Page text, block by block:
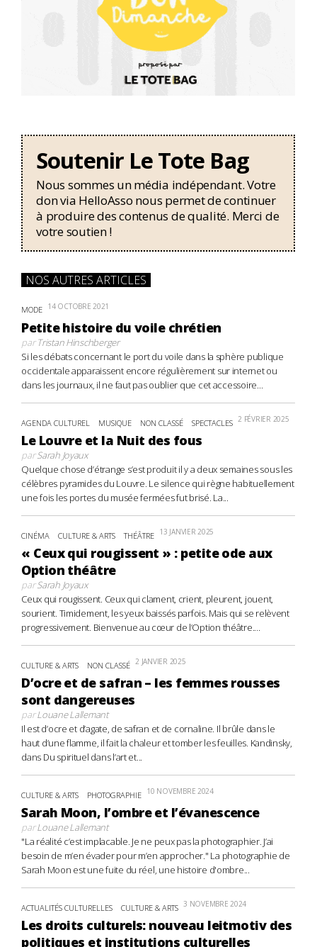
Soutenir Le Tote Bag
Nous sommes un média indépendant. Votre
don via HelloAsso nous permet de continuer
à produire des contenus de qualité. Merci de
votre soutien !
NOS AUTRES ARTICLES
MODE 14 OCTOBRE 2021
Petite histoire du voile chrétien
parTristan Hinschberger
Si les débats concernant le port du voile dans la sphère publique
occidentale apparaissent encore régulièrement sur internet ou
dans les journaux, il ne faut pas oublier que cet accessoire...
AGENDA CULTUREL MUSIQUE NON CLASSÉ SPECTACLES 2 FÉVRIER 2025
Le Louvre et la Nuit des fous
parSarah Joyaux
Quelque chose d’étrange s’est produit il y a deux semaines sous les
célèbres pyramides du Louvre. Le silence qui règne habituellement
une fois les portes du musée fermées fut brisé. La...
CINÉMA CULTURE & ARTS THÉÂTRE 13 JANVIER 2025
« Ceux qui rougissent » : petite ode aux
Option théâtre
parSarah Joyaux
Ceux qui rougissent. Ceux qui clament, crient, pleurent, jouent,
sourient. Timidement, les yeux baissés parfois. Mais qui se relèvent
progressivement. Bienvenue au cœur de l’Option théâtre....
CULTURE & ARTS NON CLASSÉ 2 JANVIER 2025
D’ocre et de safran – les femmes rousses
sont dangereuses
parLouane Lallemant
Il est d’ocre et d’agate, de safran et de cornaline. Il brûle dans le
haut d’une flamme, il fait la chaleur et tomber les feuilles. Kandinsky,
dans Du spirituel dans l’art et...
CULTURE & ARTS PHOTOGRAPHIE 10 NOVEMBRE 2024
Sarah Moon, l’ombre et l’évanescence
parLouane Lallemant
"La réalité c’est implacable. Je ne peux pas la photographier. J’ai
besoin de m’en évader pour m’en approcher." La photographie de
Sarah Moon est une fuite du réel, une histoire d'ombre...
ACTUALITÉS CULTURELLES CULTURE & ARTS 3 NOVEMBRE 2024
Les droits culturels: nouveau leitmotiv des
politiques et institutions culturelles